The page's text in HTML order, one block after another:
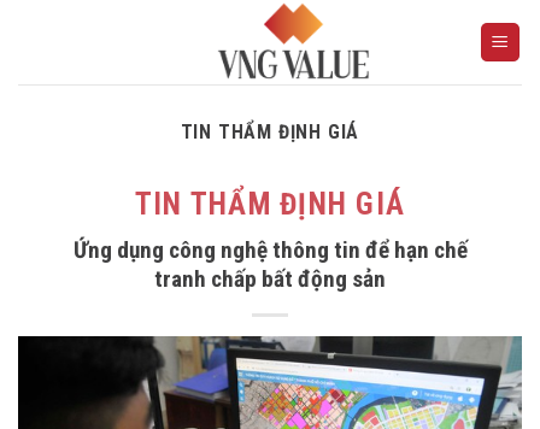
TIN THẨM ĐỊNH GIÁ
TIN THẨM ĐỊNH GIÁ
Ứng dụng công nghệ thông tin để hạn chế
tranh chấp bất động sản